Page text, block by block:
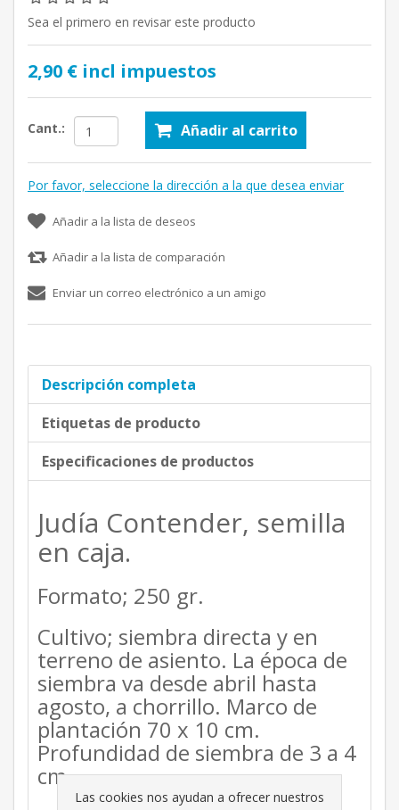
Sea el primero en revisar este producto
2,90 € incl impuestos
Cant.: Añadir al carrito
Por favor, seleccione la dirección a la que desea enviar
Añadir a la lista de deseos
Añadir a la lista de comparación
Enviar un correo electrónico a un amigo
Descripción completa
Etiquetas de producto
Especificaciones de productos
Judía Contender, semilla
en caja.
Formato; 250 gr.
Cultivo; siembra directa y en
terreno de asiento. La época de
siembra va desde abril hasta
agosto, a chorrillo. Marco de
plantación 70 x 10 cm.
Profundidad de siembra de 3 a 4
cm.
Las cookies nos ayudan a ofrecer nuestros